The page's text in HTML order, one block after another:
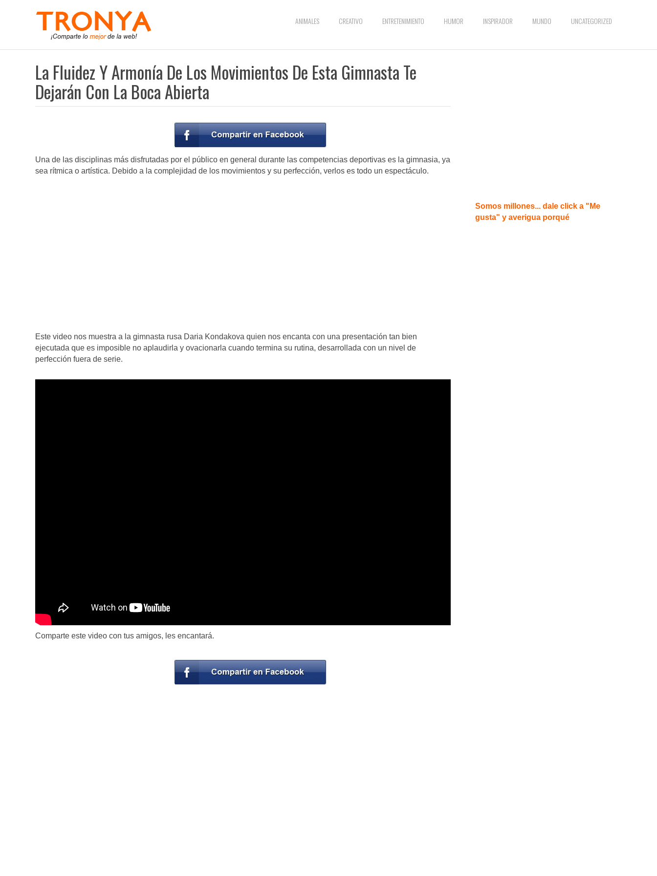
ANIMALES CREATIVO ENTRETENIMIENTO HUMOR INSPIRADOR MUNDO UNCATEGORIZED
La Fluidez Y Armonía De Los Movimientos De Esta Gimnasta Te
Dejarán Con La Boca Abierta
Una de las disciplinas más disfrutadas por el público en general durante las competencias deportivas es la gimnasia, ya
sea rítmica o artística. Debido a la complejidad de los movimientos y su perfección, verlos es todo un espectáculo.
Este video nos muestra a la gimnasta rusa Daria Kondakova quien nos encanta con una presentación tan bien
ejecutada que es imposible no aplaudirla y ovacionarla cuando termina su rutina, desarrollada con un nivel de
perfección fuera de serie.
Comparte este video con tus amigos, les encantará.
Somos millones... dale click a "Me
gusta" y averigua porqué